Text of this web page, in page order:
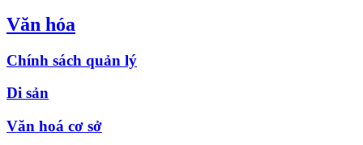
Văn hóa
Chính sách quản lý
Di sản
Văn hoá cơ sở